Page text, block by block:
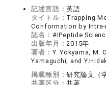
記述言語：英語
タイトル： Trapping
Conformation by
誌名： #IPeptide
出版年月：2015年
著者： Y. Yokyama, M.
Yamaguchi, and
掲載種別：研究論文（
共著区分：共著